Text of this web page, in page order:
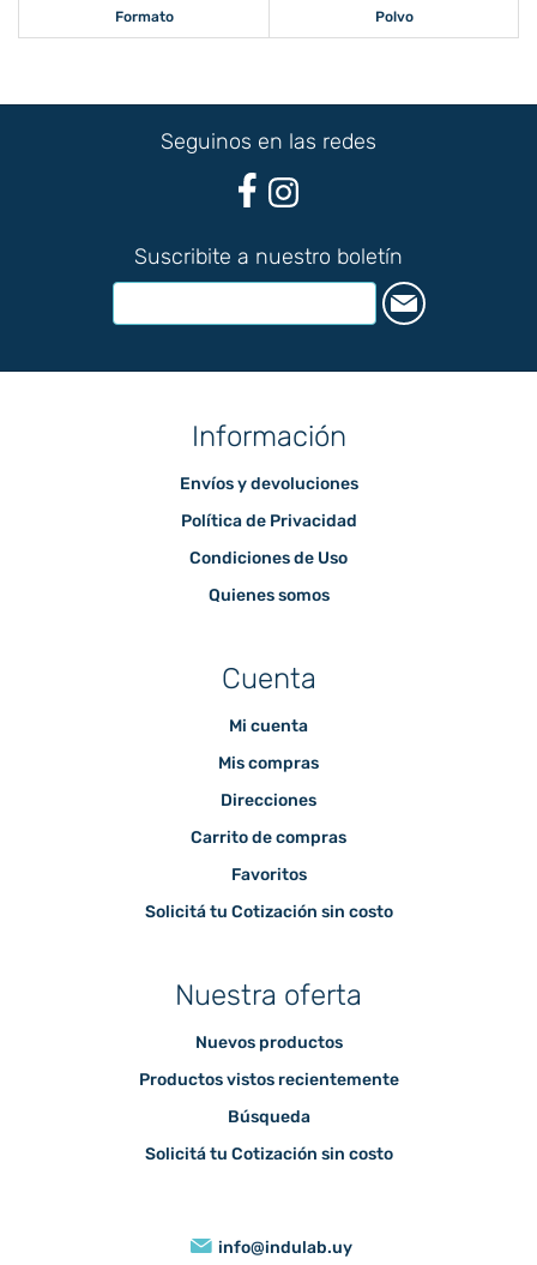
Formato Polvo
Seguinos en las redes
Suscribite a nuestro boletín
Información
Envíos y devoluciones
Política de Privacidad
Condiciones de Uso
Quienes somos
Cuenta
Mi cuenta
Mis compras
Direcciones
Carrito de compras
Favoritos
Solicitá tu Cotización sin costo
Nuestra oferta
Nuevos productos
Productos vistos recientemente
Búsqueda
Solicitá tu Cotización sin costo
info@indulab.uy